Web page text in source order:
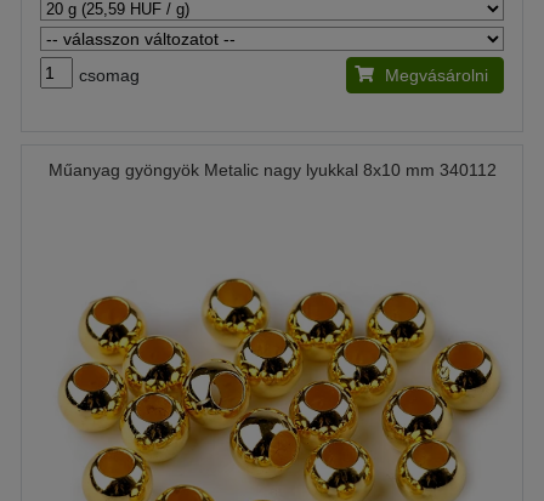
csomag Megvásárolni
Műanyag gyöngyök Metalic nagy lyukkal 8x10 mm 340112